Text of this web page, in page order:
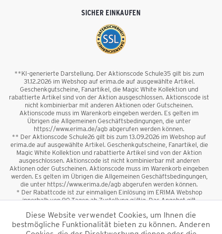
SICHER EINKAUFEN
**KI-generierte Darstellung. Der Aktionscode Schule35 gilt bis zum
31.12.2026 im Webshop auf erima.de auf ausgewählte Artikel.
Geschenkgutscheine, Fanartikel, die Magic White Kollektion und
rabattierte Artikel sind von der Aktion ausgeschlossen. Aktionscode ist
nicht kombinierbar mit anderen Aktionen oder Gutscheinen.
Aktionscode muss im Warenkorb eingeben werden. Es gelten im
Übrigen die Allgemeinen Geschäftsbedingungen, die unter
https://www.erima.de/agb abgerufen werden können.
** Der Aktionscode Schule26 gilt bis zum 13.09.2026 im Webshop auf
erima.de auf ausgewählte Artikel. Geschenkgutscheine, Fanartikel, die
Magic White Kollektion und rabattierte Artikel sind von der Aktion
ausgeschlossen. Aktionscode ist nicht kombinierbar mit anderen
Aktionen oder Gutscheinen. Aktionscode muss im Warenkorb eingeben
werden. Es gelten im Übrigen die Allgemeinen Geschäftsbedingungen,
die unter https://www.erima.de/agb abgerufen werden können.
* Der Rabattcode ist zur einmaligen Einlösung im ERIMA Webshop
innerhalb von 90 Tagen ab Zustellung gültig. Das Angebot gilt
sowie Geschenkgutscheine sind vom Rabatt ausgeschlossen. Der
Rabattcode ist nicht mit anderen Aktionen oder Gutscheinen
kombinierbar. Der Mindestbestellwert beträgt 50 €
Diese Website verwendet Cookies, um Ihnen die
bestmögliche Funktionalität bieten zu können. Anderen